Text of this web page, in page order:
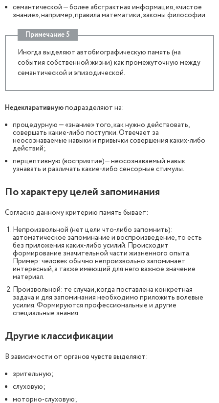
семантической — более абстрактная информация, «чистое
знание», например, правила математики, законы философии.
Примечание 5
Иногда выделяют автобиографическую память (на
события собственной жизни) как промежуточную между
семантической и эпизодической.
Недекларативнуюподразделяют на:
процедурную — «знание» того, как нужно действовать,
совершать какие-либо поступки. Отвечает за
неосознаваемые навыки и привычки совершения каких-либо
действий;
перцептивную (восприятие)— неосознаваемый навык
узнавать и различать какие-либо сенсорные стимулы.
По характеру целей запоминания
Согласно данному критерию память бывает:
Непроизвольной (нет цели что-либо запомнить):
автоматическое запоминание и воспроизведение, то есть
без приложения каких-либо усилий. Происходит
формирование значительной части жизненного опыта.
Пример: человек обычно непроизвольно запоминает
интересный, а также имеющий для него важное значение
материал.
Произвольной: те случаи, когда поставлена конкретная
задача и для запоминания необходимо приложить волевые
усилия. Формируются профессиональные и другие
специальные знания.
Другие классификации
В зависимости от органов чувств выделяют:
зрительную;
слуховую;
моторно-слуховую;